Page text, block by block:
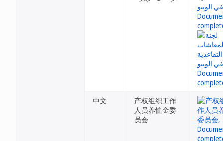
中文
产权组织工作
人员养恤金委
员会